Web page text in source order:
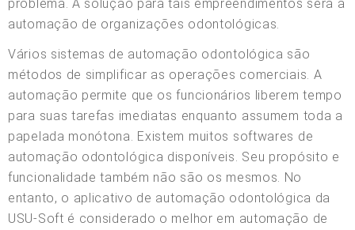
problema. A solução para tais empreendimentos será a
automação de organizações odontológicas.
Vários sistemas de automação odontológica são
métodos de simplificar as operações comerciais. A
automação permite que os funcionários liberem tempo
para suas tarefas imediatas enquanto assumem toda a
papelada monótona. Existem muitos softwares de
automação odontológica disponíveis. Seu propósito e
funcionalidade também não são os mesmos. No
entanto, o aplicativo de automação odontológica da
USU-Soft é considerado o melhor em automação de